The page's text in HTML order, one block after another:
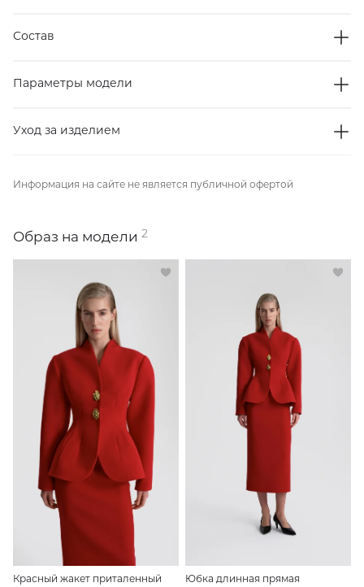
Состав
Параметры модели
Уход за изделием
Информация на сайте не является публичной офертой
Образ на модели 2
Красный жакет приталенный
Юбка длинная прямая